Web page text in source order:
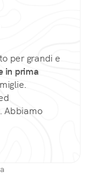
per grandi e
in prima
Abbiamo